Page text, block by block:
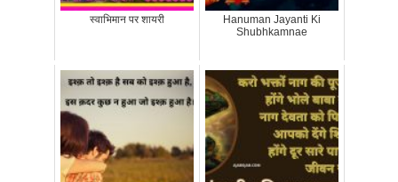
स्वाभिमान पर शायरी
Hanuman Jayanti Ki
Shubhkamnae